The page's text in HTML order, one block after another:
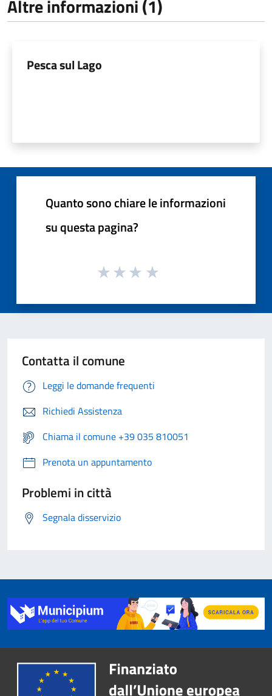
Altre informazioni (1)
Pesca sul Lago
Quanto sono chiare le informazioni
su questa pagina?
Contatta il comune
Leggi le domande frequenti
Richiedi Assistenza
Chiama il comune +39 035 810051
Prenota un appuntamento
Problemi in città
Segnala disservizio